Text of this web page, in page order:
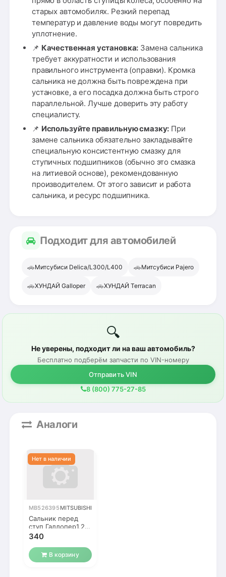
старых автомобилях. Резкий перепад
температур и давление воды могут повредить
уплотнение.
📌 Качественная установка: Замена сальника
требует аккуратности и использования
правильного инструмента (оправки). Кромка
сальника не должна быть повреждена при
установке, а его посадка должна быть строго
параллельной. Лучше доверить эту работу
специалисту.
📌 Используйте правильную смазку: При
замене сальника обязательно закладывайте
специальную консистентную смазку для
ступичных подшипников (обычно это смазка
на литиевой основе), рекомендованную
производителем. От этого зависит и работа
сальника, и ресурс подшипника.
Подходит для автомобилей
🚗Митсубиси Delica/L300/L400 🚗Митсубиси Pajero
🚗ХУНДАЙ Galloper 🚗ХУНДАЙ Terracan
🔍
Не уверены, подходит ли на ваш автомобиль?
Бесплатно подберём запчасти по VIN-номеру
Отправить VIN
8 (800) 775-27-85
Аналоги
MB526395MITSUBISHI
Сальник перед
ступ Галлопер1,2 /
Паджеро1,2 /
340
В корзину